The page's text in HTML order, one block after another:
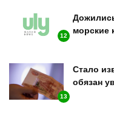
12
морские
13
Стало
обязан